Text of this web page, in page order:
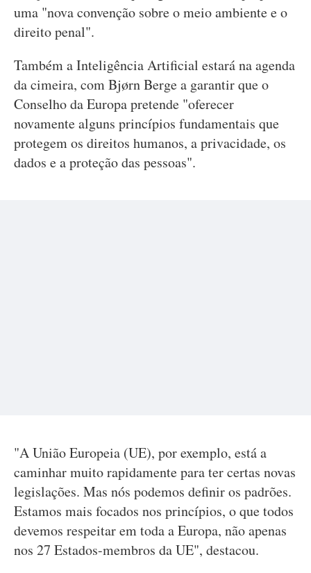
uma "nova convenção sobre o meio ambiente e o
direito penal".
Também a Inteligência Artificial estará na agenda
da cimeira, com Bjørn Berge a garantir que o
Conselho da Europa pretende "oferecer
novamente alguns princípios fundamentais que
protegem os direitos humanos, a privacidade, os
dados e a proteção das pessoas".
"A União Europeia (UE), por exemplo, está a
caminhar muito rapidamente para ter certas novas
legislações. Mas nós podemos definir os padrões.
Estamos mais focados nos princípios, o que todos
devemos respeitar em toda a Europa, não apenas
nos 27 Estados-membros da UE", destacou.